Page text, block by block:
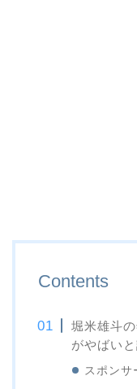
Contents
堀米雄斗
がやばいと
スポンサ